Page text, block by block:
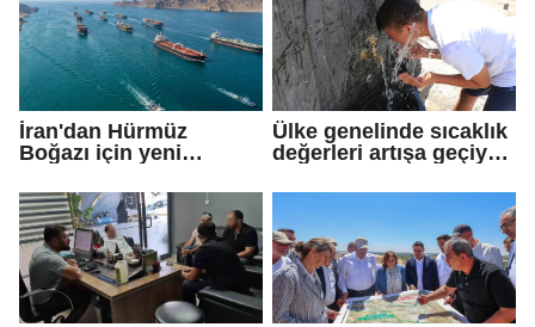
kaybetti
İran'dan Hürmüz
Boğazı için yeni
Ülke genelinde sıcaklık
değerleri artışa geçiyor:
görülecek